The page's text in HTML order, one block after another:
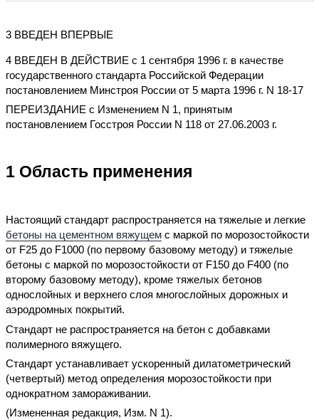
3 ВВЕДЕН ВПЕРВЫЕ
4 ВВЕДЕН В ДЕЙСТВИЕ с 1 сентября 1996 г. в качестве
государственного стандарта Российской Федерации
постановлением Минстроя России от 5 марта 1996 г. N 18-17
ПЕРЕИЗДАНИЕ с Изменением N 1, принятым
постановлением Госстроя России N 118 от 27.06.2003 г.
1 Область применения
Настоящий стандарт распространяется на тяжелые и легкие
бетоны на цементном вяжущем с маркой по морозостойкости
от F25 до F1000 (по первому базовому методу) и тяжелые
бетоны с маркой по морозостойкости от F150 до F400 (по
второму базовому методу), кроме тяжелых бетонов
однослойных и верхнего слоя многослойных дорожных и
аэродромных покрытий.
Стандарт не распространяется на бетон с добавками
полимерного вяжущего.
Стандарт устанавливает ускоренный дилатометрический
(четвертый) метод определения морозостойкости при
однократном замораживании.
(Измененная редакция, Изм. N 1).